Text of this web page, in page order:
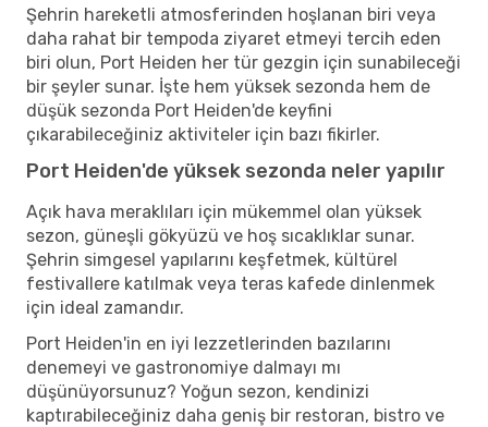
Şehrin hareketli atmosferinden hoşlanan biri veya
daha rahat bir tempoda ziyaret etmeyi tercih eden
biri olun, Port Heiden her tür gezgin için sunabileceği
bir şeyler sunar. İşte hem yüksek sezonda hem de
düşük sezonda Port Heiden'de keyfini
çıkarabileceğiniz aktiviteler için bazı fikirler.
Port Heiden'de yüksek sezonda neler yapılır
Açık hava meraklıları için mükemmel olan yüksek
sezon, güneşli gökyüzü ve hoş sıcaklıklar sunar.
Şehrin simgesel yapılarını keşfetmek, kültürel
festivallere katılmak veya teras kafede dinlenmek
için ideal zamandır.
Port Heiden'in en iyi lezzetlerinden bazılarını
denemeyi ve gastronomiye dalmayı mı
düşünüyorsunuz? Yoğun sezon, kendinizi
kaptırabileceğiniz daha geniş bir restoran, bistro ve